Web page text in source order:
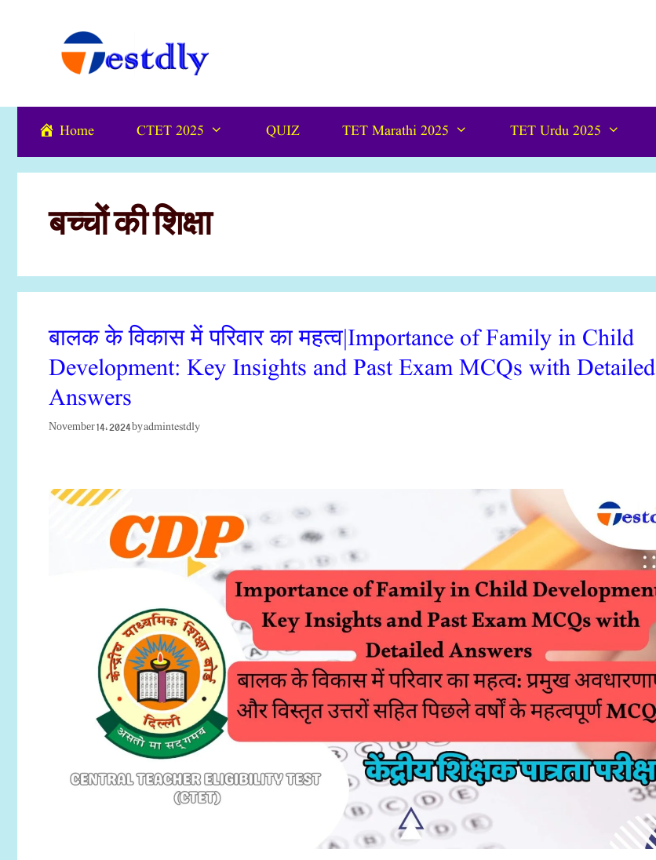
Home CTET 2025 QUIZ TET Marathi 2025 TET Urdu 2025
बच्चों की शिक्षा
बालक के विकास में परिवार का महत्व|Importance of Family in Child
Development: Key Insights and Past Exam MCQs with Detailed
Answers
November 14, 2024 byadmintestdly